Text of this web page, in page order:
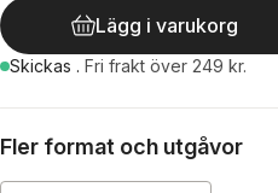
Lägg i varukorg
Skickas . Fri frakt över 249 kr.
Fler format och utgåvor